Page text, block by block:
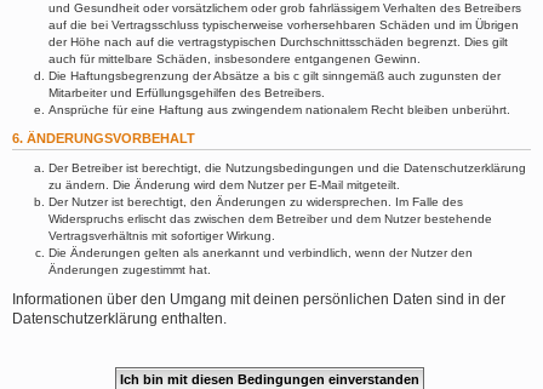
und Gesundheit oder vorsätzlichem oder grob fahrlässigem Verhalten des Betreibers
auf die bei Vertragsschluss typischerweise vorhersehbaren Schäden und im Übrigen
der Höhe nach auf die vertragstypischen Durchschnittsschäden begrenzt. Dies gilt
auch für mittelbare Schäden, insbesondere entgangenen Gewinn.
Die Haftungsbegrenzung der Absätze a bis c gilt sinngemäß auch zugunsten der
Mitarbeiter und Erfüllungsgehilfen des Betreibers.
Ansprüche für eine Haftung aus zwingendem nationalem Recht bleiben unberührt.
6. ÄNDERUNGSVORBEHALT
Der Betreiber ist berechtigt, die Nutzungsbedingungen und die Datenschutzerklärung
zu ändern. Die Änderung wird dem Nutzer per E-Mail mitgeteilt.
Der Nutzer ist berechtigt, den Änderungen zu widersprechen. Im Falle des
Widerspruchs erlischt das zwischen dem Betreiber und dem Nutzer bestehende
Vertragsverhältnis mit sofortiger Wirkung.
Die Änderungen gelten als anerkannt und verbindlich, wenn der Nutzer den
Änderungen zugestimmt hat.
Informationen über den Umgang mit deinen persönlichen Daten sind in der
Datenschutzerklärung enthalten.